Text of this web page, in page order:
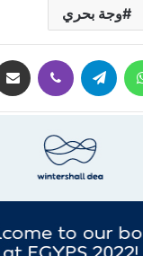
وجة بحري
واتساب تيلقرام ڤايبر